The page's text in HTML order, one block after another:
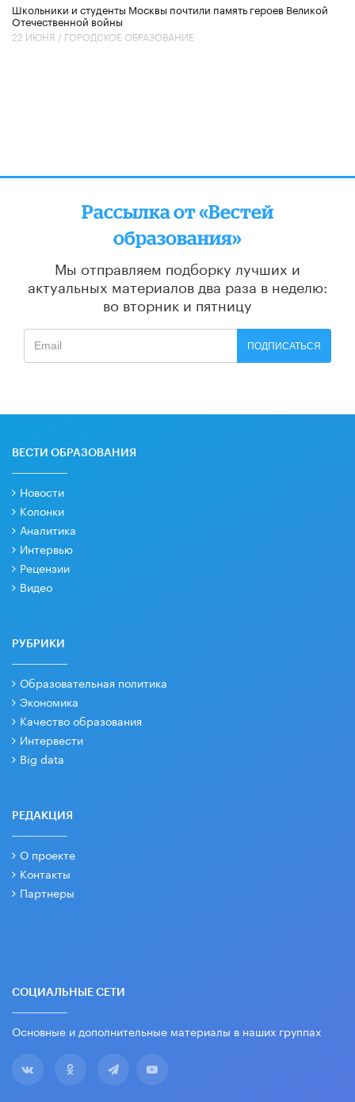
Школьники и студенты Москвы почтили память героев Великой
Отечественной войны
22 ИЮНЯ / ГОРОДСКОЕ ОБРАЗОВАНИЕ
Рассылка от «Вестей
образования»
Мы отправляем подборку лучших и
актуальных материалов два раза в неделю:
во вторник и пятницу
ПОДПИСАТЬСЯ
ВЕСТИ ОБРАЗОВАНИЯ
Новости
Колонки
Аналитика
Интервью
Рецензии
Видео
РУБРИКИ
Образовательная политика
Экономика
Качество образования
Интервести
Big data
РЕДАКЦИЯ
О проекте
Контакты
Партнеры
СОЦИАЛЬНЫЕ СЕТИ
Основные и дополнительные материалы в наших группах